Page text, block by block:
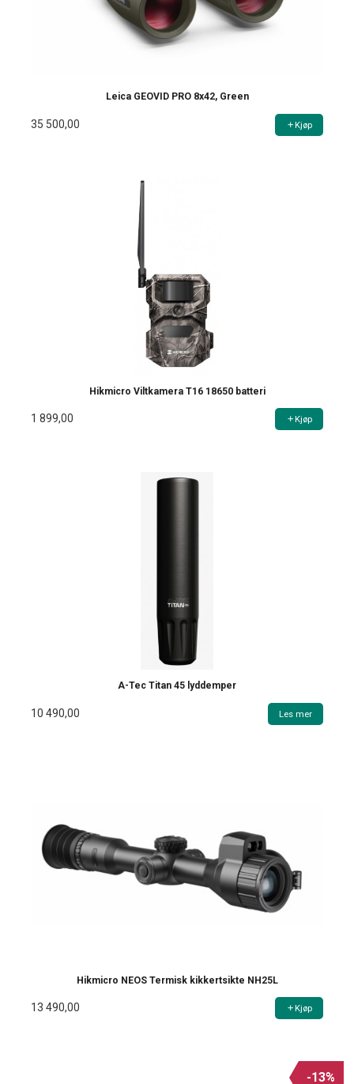
Leica GEOVID PRO 8x42, Green
35 500,00 Kjøp
Hikmicro Viltkamera T16 18650 batteri
1 899,00 Kjøp
A-Tec Titan 45 lyddemper
10 490,00 Les mer
Hikmicro NEOS Termisk kikkertsikte NH25L
13 490,00 Kjøp
-13%